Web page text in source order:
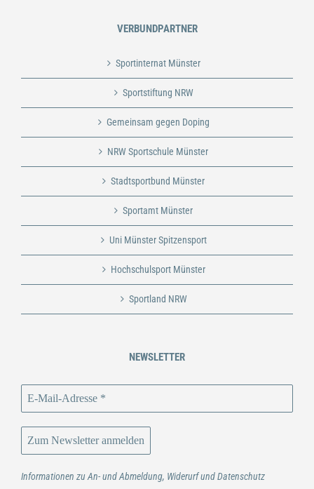
VERBUNDPARTNER
Sportinternat Münster
Sportstiftung NRW
Gemeinsam gegen Doping
NRW Sportschule Münster
Stadtsportbund Münster
Sportamt Münster
Uni Münster Spitzensport
Hochschulsport Münster
Sportland NRW
NEWSLETTER
Informationen zu An- und Abmeldung, Widerurf und Datenschutz